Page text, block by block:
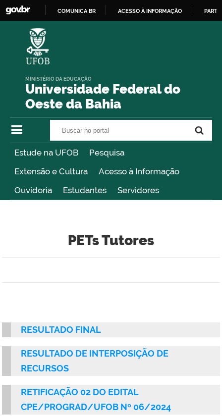
COMUNICA BR ACESSO À INFORMAÇÃO
Universidade Federal do
Oeste da Bahia
MINISTÉRIO DA EDUCAÇÃO
Estude na UFOB
Pesquisa
Extensão e Cultura
Acesso à Informação
Ouvidoria
Estudantes Servidores
PETs Tutores
RESULTADO FINAL
RESULTADO DE INTERPOSIÇÃO DE
RECURSOS
RETIFICAÇÃO 02 DO EDITAL
CPE/PROGRAD/UFOB Nº 06/2024